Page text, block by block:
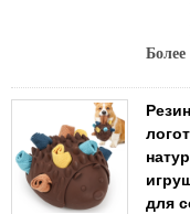
Более
для